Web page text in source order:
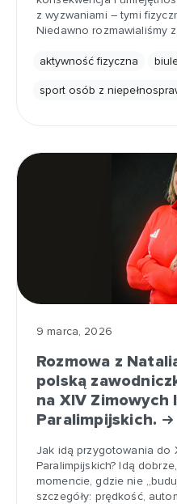
z wyzwaniami – tymi
Niedawno rozmawialiśmy
aktywność fizyczna
sport osób z
9 marca, 2026
Rozmowa z
polską
na XIV Zimowych
Paralimpijskich.
Jak idą przygotowania do
Paralimpijskich? Idą
momencie, gdzie nie
szczegóły: prędkość,